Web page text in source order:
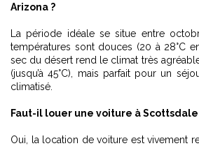
Arizona ?
La période idéale se situe entre
températures sont douces (20 à 28°C
sec du désert rend le climat très
(jusqu’à 45°C), mais parfait pour un
climatisé.
Faut-il louer une voiture à Scottsdale
Oui, la location de voiture est vivement